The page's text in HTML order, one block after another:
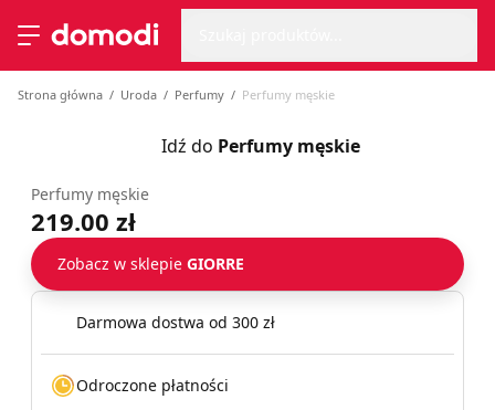
Przełącz menu
Strona główna
Strona główna Uroda Perfumy Perfumy męskie
Idź do Perfumy męskie
Perfumy męskie
219.00 zł
Zobacz w sklepie GIORRE
Darmowa dostwa od 300 zł
Odroczone płatności